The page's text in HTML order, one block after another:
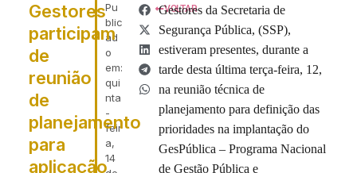
Pu
blic
ad
o
em:
qui
nta
-
feir
a,
14
Gestores
participam
de
reunião
de
planejamento
para
aplicação
VOLTAR
Gestores da Secretaria de
Segurança Pública, (SSP),
estiveram presentes, durante a
tarde desta última terça-feira, 12,
na reunião técnica de
planejamento para definição das
prioridades na implantação do
GesPública – Programa Nacional
de Gestão Pública e